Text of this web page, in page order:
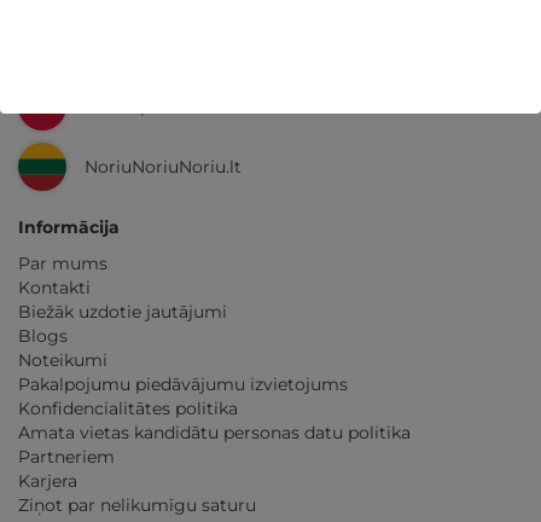
NoriuNoriuNoriu.lt
Informācija
Par mums
Kontakti
Biežāk uzdotie jautājumi
Blogs
Noteikumi
Pakalpojumu piedāvājumu izvietojums
Konfidencialitātes politika
Amata vietas kandidātu personas datu politika
Partneriem
Karjera
Ziņot par nelikumīgu saturu